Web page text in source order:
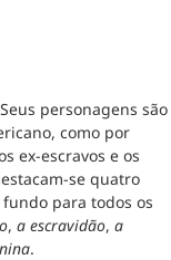
personagens são
como por
ex-escravos e os
se quatro
para todos os
, a escravidão, a
.